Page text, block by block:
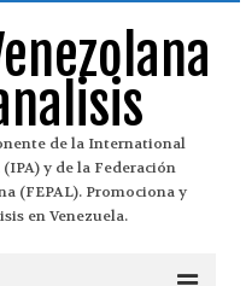
de la International
y de la Federación
(FEPAL). Promociona y
en Venezuela.